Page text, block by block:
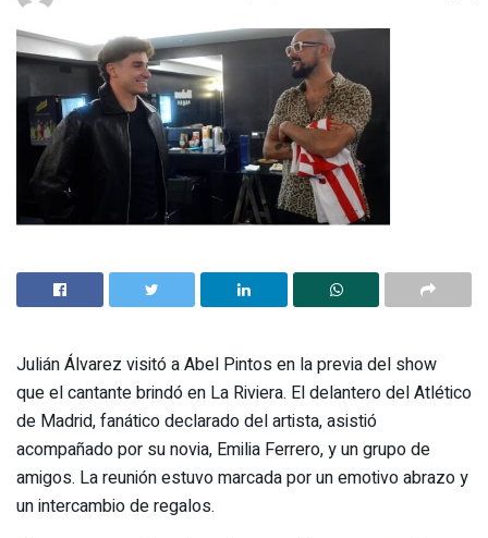
Julián Álvarez visitó a Abel Pintos en la previa del show
que el cantante brindó en La Riviera. El delantero del Atlético
de Madrid, fanático declarado del artista, asistió
acompañado por su novia, Emilia Ferrero, y un grupo de
amigos. La reunión estuvo marcada por un emotivo abrazo y
un intercambio de regalos.